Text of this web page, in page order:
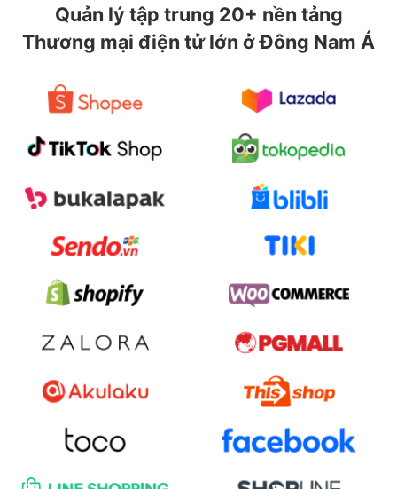
Quản lý tập trung 20+ nền tảng
Thương mại điện tử lớn ở Đông Nam Á